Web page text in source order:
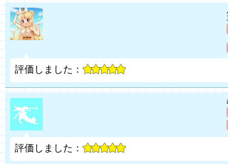
評価しました：
評価しました：